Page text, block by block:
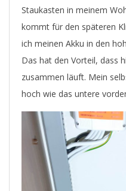
Staukasten in meinem
kommt für den späteren
ich meinen Akku in den
Das hat den Vorteil, dass
zusammen läuft. Mein
hoch wie das untere